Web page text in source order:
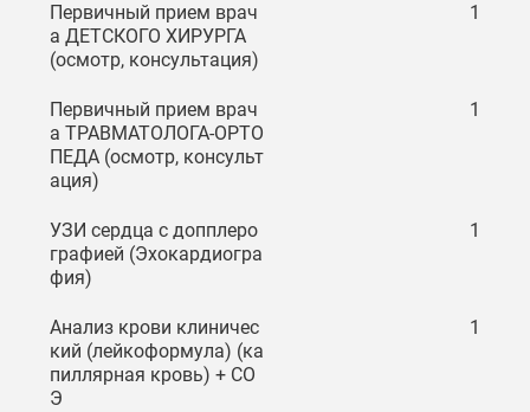
Первичный прием врач
а ДЕТСКОГО ХИРУРГА
(осмотр, консультация)
1
Первичный прием врач
а ТРАВМАТОЛОГА-ОРТО
ПЕДА (осмотр, консульт
ация)
1
УЗИ сердца с допплеро
графией (Эхокардиогра
фия)
1
Анализ крови клиничес
кий (лейкоформула) (ка
пиллярная кровь) + СО
Э
1